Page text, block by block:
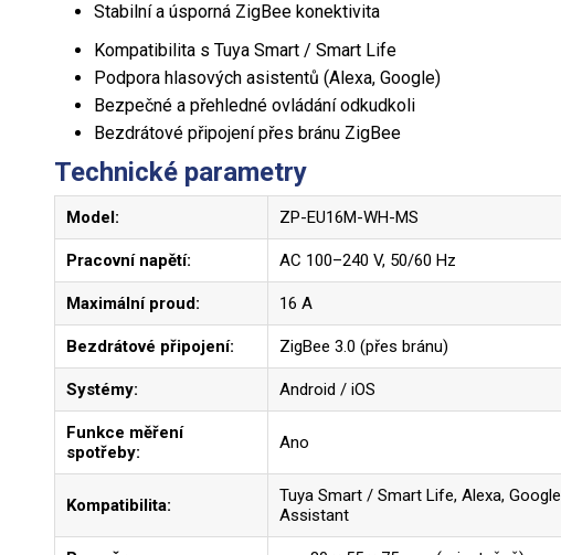
Stabilní a úsporná ZigBee konektivita
Kompatibilita s Tuya Smart / Smart Life
Podpora hlasových asistentů (Alexa, Google)
Bezpečné a přehledné ovládání odkudkoli
Bezdrátové připojení přes bránu ZigBee
Technické parametry
Model: ZP-EU16M-WH-MS
Pracovní napětí: AC 100–240 V, 50/60 Hz
Maximální proud: 16 A
Bezdrátové připojení: ZigBee 3.0 (přes bránu)
Systémy: Android / iOS
Funkce měření
spotřeby:
Ano
Kompatibilita:
Tuya Smart / Smart Life, Alexa, Google
Assistant